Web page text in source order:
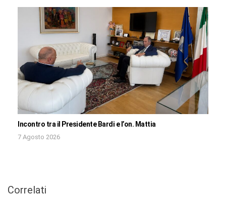
Incontro tra il Presidente Bardi e l’on. Mattia
7 Agosto 2026
Correlati